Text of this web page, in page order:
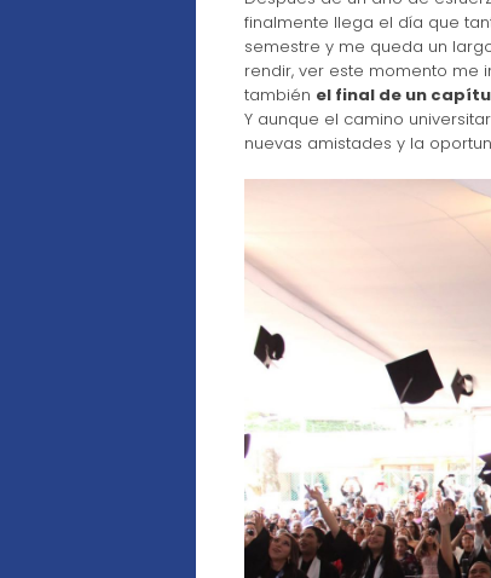
finalmente llega el día que
semestre y me queda un
rendir, ver este momento me
también el final de un
Y aunque el camino
nuevas amistades y la